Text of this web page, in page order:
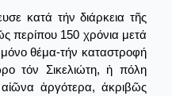
κατά τήν διάρκεια τῆς
περίπου 150 χρόνια μετά
θέμα-τήν καταστροφή
τόν Σικελιώτη, ἡ πόλη
ἀργότερα, ἀκριβῶς